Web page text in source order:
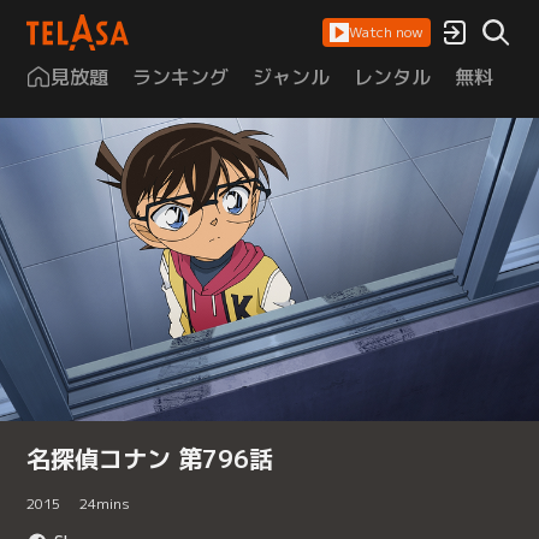
Watch now
見放題 ランキング ジャンル レンタル 無料
名探偵コナン 第796話
2015 24mins